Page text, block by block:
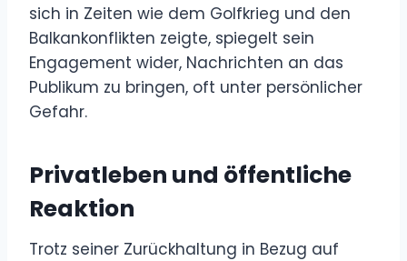
sich in Zeiten wie dem Golfkrieg und den
Balkankonflikten zeigte, spiegelt sein
Engagement wider, Nachrichten an das
Publikum zu bringen, oft unter persönlicher
Gefahr.
Privatleben und öffentliche
Reaktion
Trotz seiner Zurückhaltung in Bezug auf